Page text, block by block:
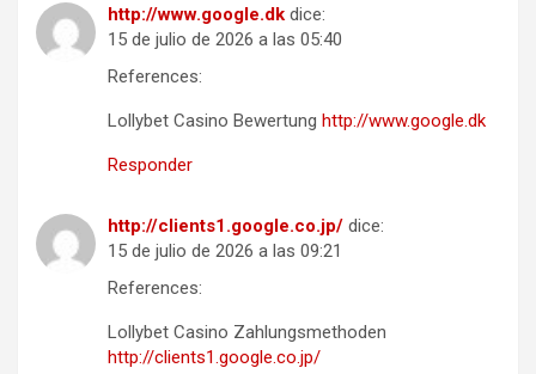
http://www.google.dk dice:
15 de julio de 2026 a las 05:40
References:
Lollybet Casino Bewertung http://www.google.dk
Responder
http://clients1.google.co.jp/ dice:
15 de julio de 2026 a las 09:21
References:
Lollybet Casino Zahlungsmethoden
http://clients1.google.co.jp/